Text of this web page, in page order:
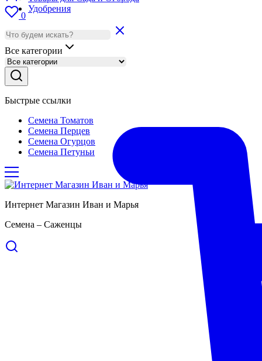
0
Удобрения
Все категории
Быстрые ссылки
Семена Томатов
Семена Перцев
Семена Огурцов
Семена Петуньи
Интернет Магазин Иван и Марья
Семена – Саженцы